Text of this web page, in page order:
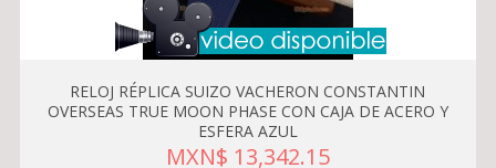
RELOJ RÉPLICA SUIZO VACHERON CONSTANTIN
OVERSEAS TRUE MOON PHASE CON CAJA DE ACERO Y
ESFERA AZUL
MXN$ 13,342.15